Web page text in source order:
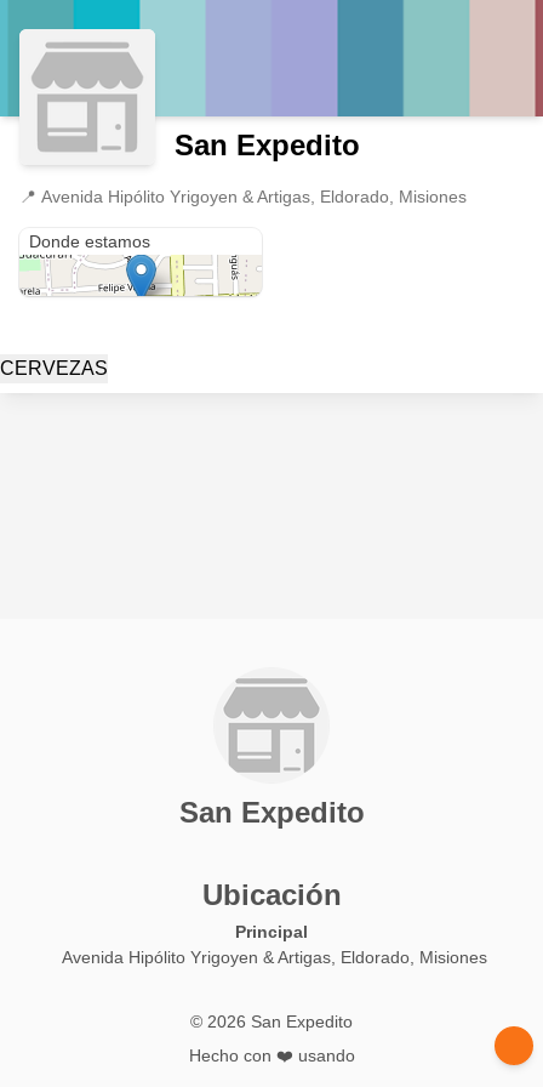
San Expedito
📍 Avenida Hipólito Yrigoyen & Artigas, Eldorado, Misiones
Donde estamos
CERVEZAS
San Expedito
Ubicación
Principal
Avenida Hipólito Yrigoyen & Artigas, Eldorado, Misiones
© 2026 San Expedito
Hecho con ❤️ usando